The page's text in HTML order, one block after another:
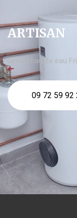
ARTISAN
devis chauffe eau
09 72 59 92